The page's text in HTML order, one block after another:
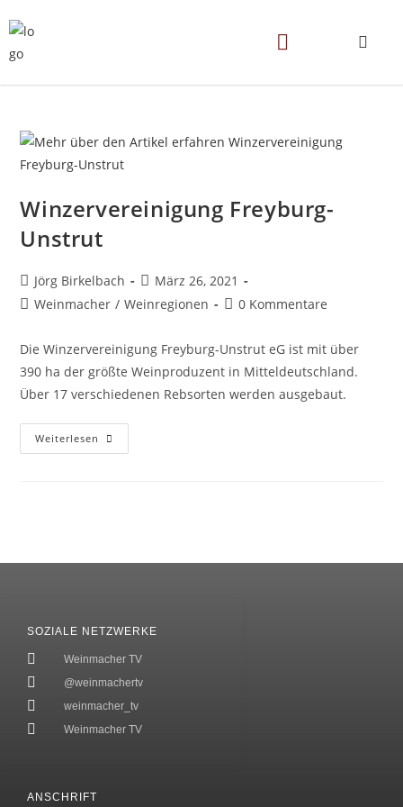
Winzervereinigung Freyburg-
Unstrut
Jörg Birkelbach
März 26, 2021
Weinmacher / Weinregionen 0 Kommentare
Die Winzervereinigung Freyburg-Unstrut eG ist mit über
390 ha der größte Weinproduzent in Mitteldeutschland.
Über 17 verschiedenen Rebsorten werden ausgebaut.
Weiterlesen
ANSCHRIFT
SOZIALE NETZWERKE
Weinmacher TV
@weinmachertv
weinmacher_tv
Weinmacher TV